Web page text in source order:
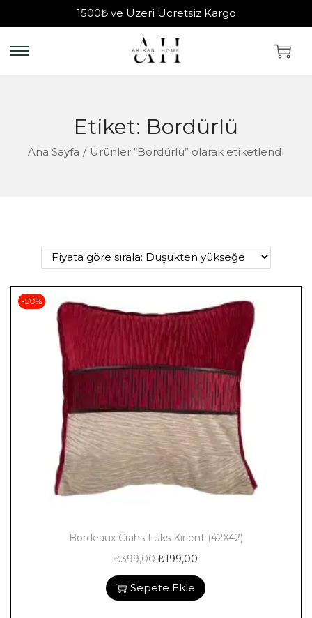
1500₺ ve Üzeri Ücretsiz Kargo
Etiket: Bordürlü
Ana Sayfa / Ürünler “Bordürlü” olarak etiketlendi
-50%
Bordeaux Crahs Lüks Kırlent (42X42)
₺399,00 ₺199,00
Sepete Ekle